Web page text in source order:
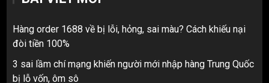
Hàng order 1688 về bị lỗi, hỏng, sai màu? Cách khiếu nại
đòi tiền 100%
3 sai lầm chí mạng khiến người mới nhập hàng Trung Quốc
bị lỗ vốn, ôm sô